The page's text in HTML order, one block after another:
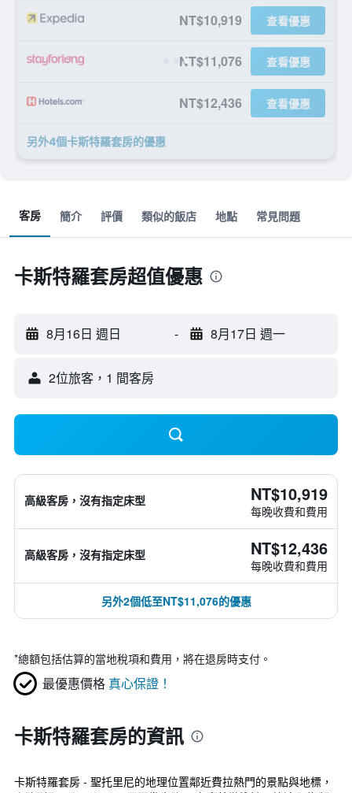
NT$10,919 查看優惠
NT$11,076 查看優惠
NT$12,436 查看優惠
另外4個卡斯特羅套房​的優惠
客房 簡介 評價 類似的飯店 地點 常見問題
卡斯特羅套房超值優惠
8月16日 週日 - 8月17日 週一
2位旅客，1 間客房
高級客房，沒有指定床型 NT$10,919
每晚收費和費用
高級客房，沒有指定床型 NT$12,436
每晚收費和費用
另外2個低至NT$11,076的優惠
*總額包括估算的當地稅項和費用，將在退房時支付。
最優惠價格 真心保證！
卡斯特羅套房的資訊
卡斯特羅套房 - 聖托里尼的地理位置鄰近費拉熱門的景點與地標，